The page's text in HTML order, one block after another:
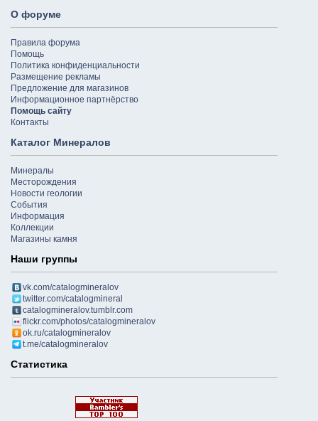
О форуме
Правила форума
Помощь
Политика конфиденциальности
Размещение рекламы
Предложение для магазинов
Информационное партнёрство
Помощь сайту
Контакты
Каталог Минералов
Минералы
Месторождения
Новости геологии
События
Информация
Коллекции
Магазины камня
Наши группы
vk.com/catalogmineralov
twitter.com/catalogmineral
catalogmineralov.tumblr.com
flickr.com/photos/catalogmineralov
ok.ru/catalogmineralov
t.me/catalogmineralov
Статистика